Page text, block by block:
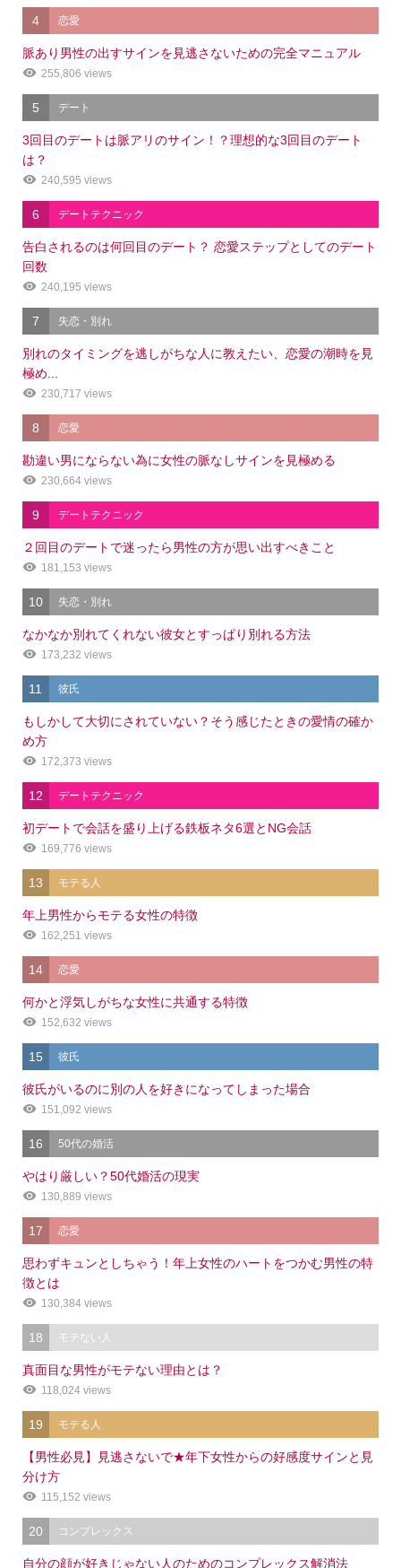
4 恋愛
脈あり男性の出すサインを見逃さないための完全マニュアル
255,806 views
5 デート
3回目のデートは脈アリのサイン！？理想的な3回目のデート
は？
240,595 views
6 デートテクニック
告白されるのは何回目のデート？ 恋愛ステップとしてのデート
回数
240,195 views
7 失恋・別れ
別れのタイミングを逃しがちな人に教えたい、恋愛の潮時を見
極め...
230,717 views
8 恋愛
勘違い男にならない為に女性の脈なしサインを見極める
230,664 views
9 デートテクニック
２回目のデートで迷ったら男性の方が思い出すべきこと
181,153 views
10 失恋・別れ
なかなか別れてくれない彼女とすっぱり別れる方法
173,232 views
11 彼氏
もしかして大切にされていない？そう感じたときの愛情の確か
め方
172,373 views
12 デートテクニック
初デートで会話を盛り上げる鉄板ネタ6選とNG会話
169,776 views
13 モテる人
年上男性からモテる女性の特徴
162,251 views
14 恋愛
何かと浮気しがちな女性に共通する特徴
152,632 views
15 彼氏
彼氏がいるのに別の人を好きになってしまった場合
151,092 views
16 50代の婚活
やはり厳しい？50代婚活の現実
130,889 views
17 恋愛
思わずキュンとしちゃう！年上女性のハートをつかむ男性の特
徴とは
130,384 views
18 モテない人
真面目な男性がモテない理由とは？
118,024 views
19 モテる人
【男性必見】見逃さないで★年下女性からの好感度サインと見
分け方
115,152 views
20 コンプレックス
自分の顔が好きじゃない人のためのコンプレックス解消法